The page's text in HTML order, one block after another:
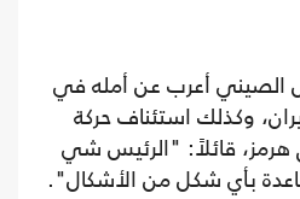
الصيني أعرب عن أمله في
وكذلك استئناف حركة
هرمز، قائلاً: "الرئيس شي
بأي شكل من الأشكال".